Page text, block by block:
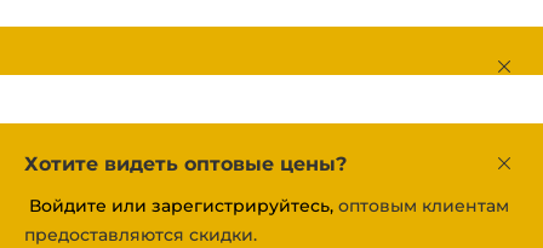
Хотите видеть оптовые цены?
Войдите или зарегистрируйтесь, оптовым клиентам
предоставляются скидки.